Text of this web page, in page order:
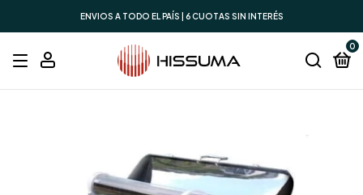
ENVIOS A TODO EL PAÍS | 6 CUOTAS SIN INTERÉS
0